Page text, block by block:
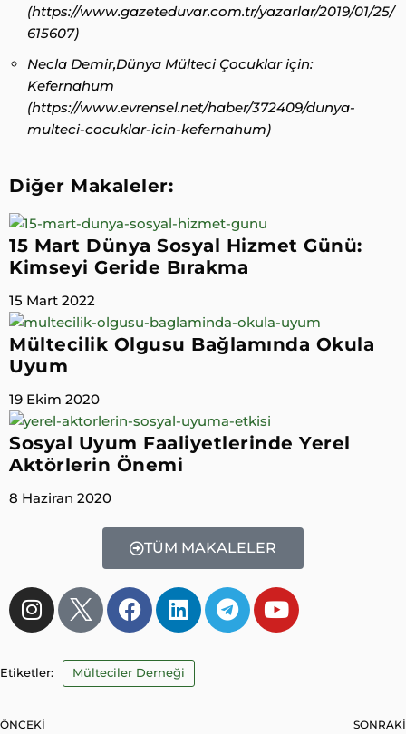
(https://www.gazeteduvar.com.tr/yazarlar/2019/01/25/
615607)
Necla Demir,Dünya Mülteci Çocuklar için:
Kefernahum
(https://www.evrensel.net/haber/372409/dunya-
multeci-cocuklar-icin-kefernahum)
Diğer Makaleler:
15 Mart Dünya Sosyal Hizmet Günü:
Kimseyi Geride Bırakma
15 Mart 2022
Mültecilik Olgusu Bağlamında Okula
Uyum
19 Ekim 2020
Sosyal Uyum Faaliyetlerinde Yerel
Aktörlerin Önemi
8 Haziran 2020
TÜM MAKALELER
Etiketler: Mülteciler Derneği
ÖNCEKI SONRAKI